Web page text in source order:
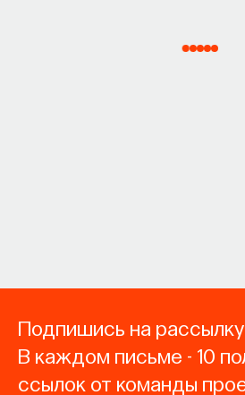
Подпишись на
В каждом письме - 10
ссылок от команды